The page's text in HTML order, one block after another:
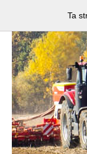
Ta